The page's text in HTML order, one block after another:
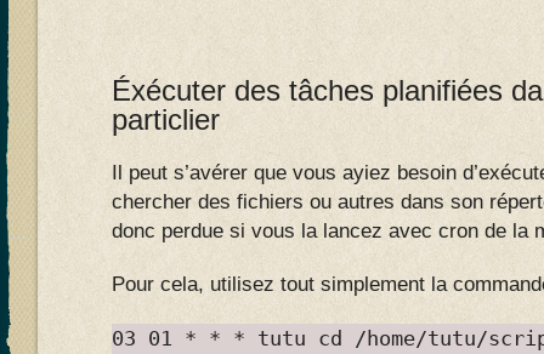
Éxécuter des tâches planifiées
particlier
Il peut s’avérer que vous ayiez besoin
chercher des fichiers ou autres dans son
donc perdue si vous la lancez avec cron de la
Pour cela, utilisez tout simplement la
03 01 * * * tutu cd /home/tutu/